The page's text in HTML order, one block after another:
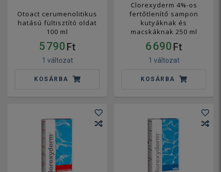
Otoact cerumenolitikus
hatású fültisztító oldat
100 ml
5 790 Ft
1 változat
KOSÁRBA
Clorexyderm 4%-os
fertőtlenítő sampon
kutyáknak és
macskáknak 250 ml
6 690 Ft
1 változat
KOSÁRBA